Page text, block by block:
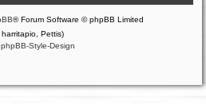
® Forum Software © phpBB Limited
Pettis)
phpBB-Style-Design